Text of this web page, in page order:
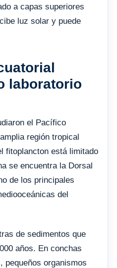
a capas superiores
luz solar y puede
laboratorio
el Pacífico
región tropical
fitoplancton está limitado
se encuentra la Dorsal
de los principales
del
de sedimentos que
años. En conchas
pequeños organismos